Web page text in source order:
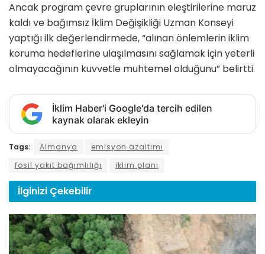
Ancak program çevre gruplarının eleştirilerine maruz
kaldı ve bağımsız İklim Değişikliği Uzman Konseyi
yaptığı ilk değerlendirmede, “alınan önlemlerin iklim
koruma hedeflerine ulaşılmasını sağlamak için yeterli
olmayacağının kuvvetle muhtemel olduğunu” belirtti.
İklim Haber'i Google'da tercih edilen
kaynak olarak ekleyin
Tags: Almanya
emisyon azaltımı
fosil yakıt bağımlılığı
iklim planı
İlginizi Çekebilir